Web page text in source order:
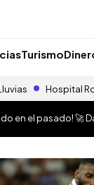
Turismo
Hospital
en el pasado! 🚀